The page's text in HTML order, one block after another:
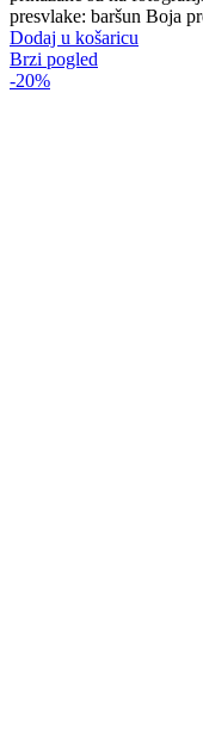
presvlake: baršun Boja
Dodaj u košaricu
Brzi pogled
-20%